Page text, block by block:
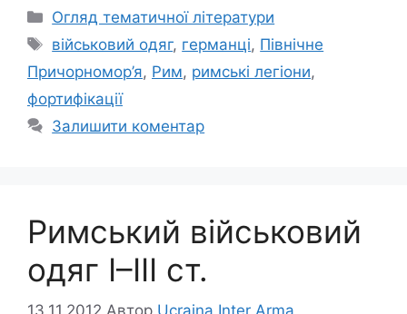
Категорії
Огляд тематичної літератури
Позначки
військовий одяг, германці, Північне
Причорномор’я, Рим, римські легіони,
фортифікації
Залишити коментар
Римський військовий
одяг І–ІІІ ст.
13.11.2012 Автор Ucraina Inter Arma